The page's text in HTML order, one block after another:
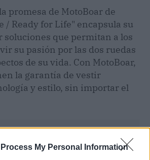
Process My Personal Information
promesa de MotoBoar de
/ Ready for Life" encapsula su
soluciones que permitan a los
su pasión por las dos ruedas
de su vida. Con MotoBoar,
la garantía de vestir
y estilo, sin importar el